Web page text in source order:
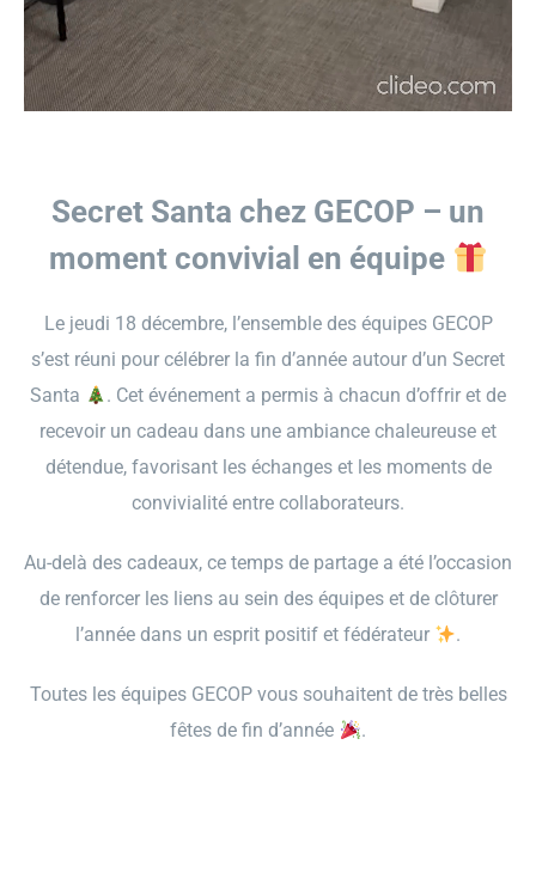
Secret Santa chez GECOP – un
moment convivial en équipe
Le jeudi 18 décembre, l’ensemble des équipes GECOP
s’est réuni pour célébrer la fin d’année autour d’un Secret
Santa
. Cet événement a permis à chacun d’offrir et de
recevoir un cadeau dans une ambiance chaleureuse et
détendue, favorisant les échanges et les moments de
convivialité entre collaborateurs.
Au-delà des cadeaux, ce temps de partage a été l’occasion
de renforcer les liens au sein des équipes et de clôturer
l’année dans un esprit positif et fédérateur
.
Toutes les équipes GECOP vous souhaitent de très belles
fêtes de fin d’année
.